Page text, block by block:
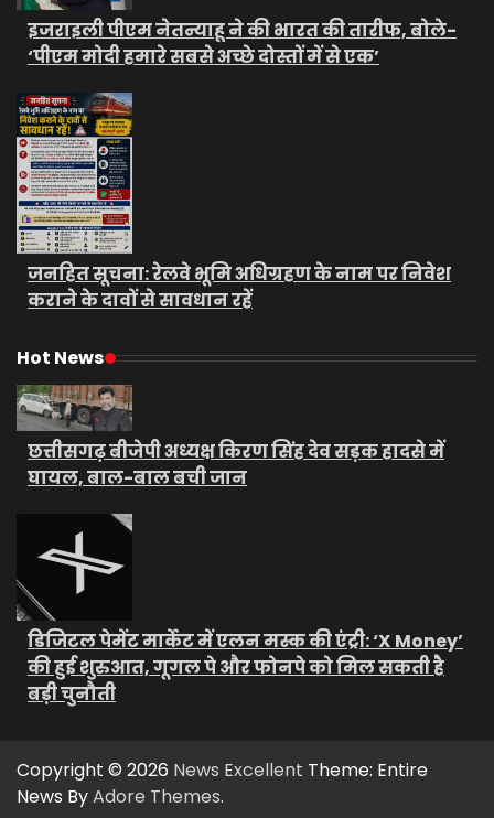
इजराइली पीएम नेतन्याहू ने की भारत की तारीफ, बोले-
‘पीएम मोदी हमारे सबसे अच्छे दोस्तों में से एक’
जनहित सूचना: रेलवे भूमि अधिग्रहण के नाम पर निवेश
कराने के दावों से सावधान रहें
Hot News
छत्तीसगढ़ बीजेपी अध्यक्ष किरण सिंह देव सड़क हादसे में
घायल, बाल-बाल बची जान
डिजिटल पेमेंट मार्केट में एलन मस्क की एंट्री: ‘X Money’
की हुई शुरुआत, गूगल पे और फोनपे को मिल सकती है
बड़ी चुनौती
Copyright © 2026 News Excellent Theme: Entire
News ByAdore Themes.